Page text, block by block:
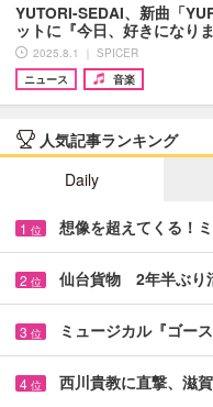
YUTORI-SEDAI、新曲「
ットに『今日、好きになり
2025.8.1 ｜ SPICER
ニュース
音楽
人気記事ランキング
Daily
1 位 想像を超えてくる！
2 位 仙台貨物 2年半ぶ
3 位 ミュージカル『ゴー
4 位 西川貴教に直撃、滋